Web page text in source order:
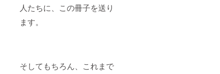
人たちに、この冊子を送り
ます。
そしてもちろん、これまで